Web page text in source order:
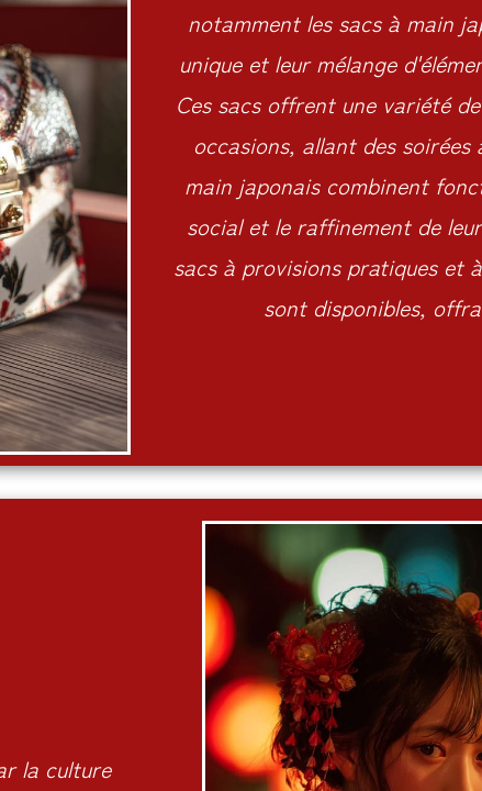
notamment les sacs à main
unique et leur mélange
Ces sacs offrent une variété
occasions, allant des
main japonais combinent
social et le raffinement de
sacs à provisions pratiques et
sont disponibles,
la culture